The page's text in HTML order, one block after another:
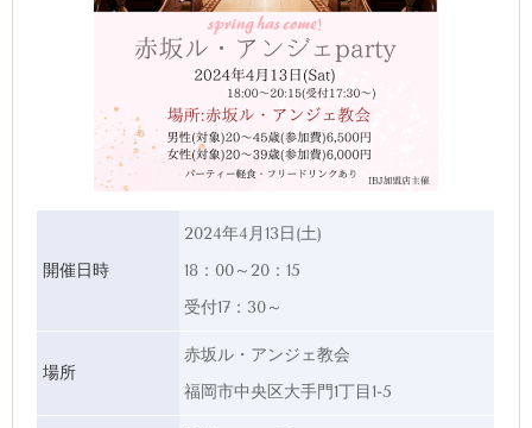
開催日時
2024年4月13日(土)
18：00～20：15
受付17：30～
場所
赤坂ル・アンジェ教会
福岡市中央区大手門1丁目1-5